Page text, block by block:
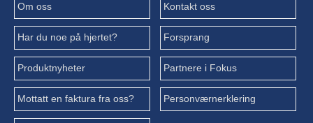
Om oss Kontakt oss
Har du noe på hjertet? Forsprang
Produktnyheter Partnere i Fokus
Mottatt en faktura fra oss? Personværnerklering